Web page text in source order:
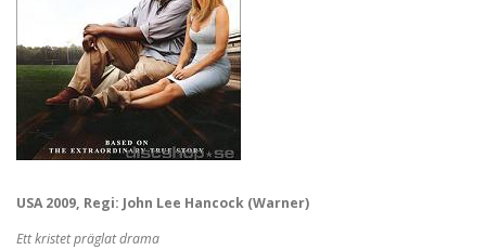
USA 2009, Regi: John Lee Hancock (Warner)
Ett kristet präglat drama